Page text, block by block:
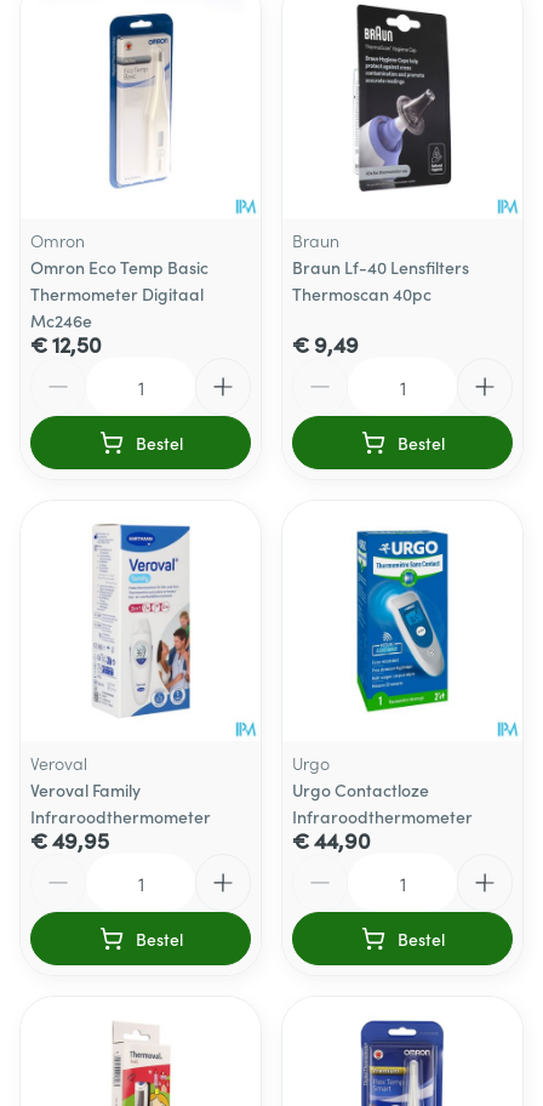
Omron
Omron Eco Temp Basic
Thermometer Digitaal
Mc246e
€ 12,50
Bestel
Braun
Braun Lf-40 Lensfilters
Thermoscan 40pc
€ 9,49
Bestel
Veroval
Veroval Family
Infraroodthermometer
€ 49,95
Bestel
Urgo
Urgo Contactloze
Infraroodthermometer
€ 44,90
Bestel